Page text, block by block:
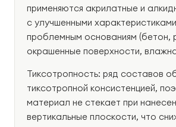
применяются акрилатные и
с улучшенными
проблемным основаниям (бетон,
окрашенные поверхности,
Тиксотропность: ряд составов
тиксотропной консистенцией,
материал не стекает при
вертикальные плоскости, что